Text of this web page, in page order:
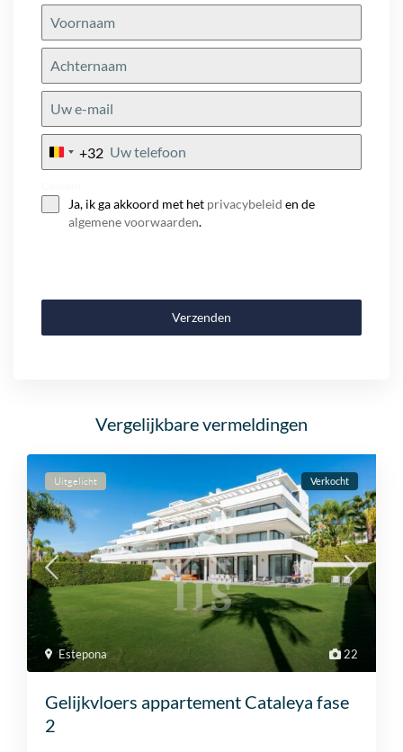
Belgium
+32
Ja, ik ga akkoord met het privacybeleid en de
algemene voorwaarden.
Verzenden
Vergelijkbare vermeldingen
22
Estepona
Uitgelicht Verkocht
Gelijkvloers appartement Cataleya fase
2